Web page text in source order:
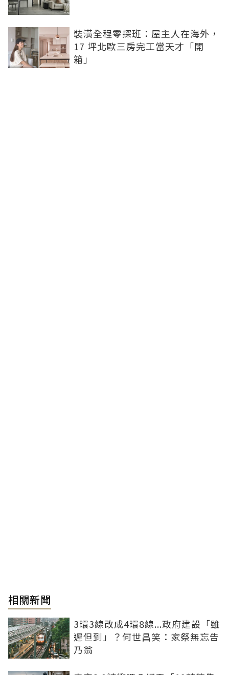
裝潢全程零探班：屋主人在海外，
17 坪北歐三房完工當天才「開
箱」
相關新聞
3環3線改成4環8線...政府建設「雖
遲但到」？何世昌笑：家祭無忘告
乃翁